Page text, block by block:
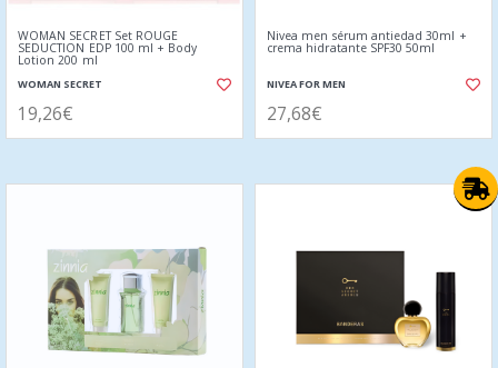
WOMAN SECRET Set ROUGE
SEDUCTION EDP 100 ml + Body
Lotion 200 ml
WOMAN SECRET
19,26€
Nivea men sérum antiedad 30ml +
crema hidratante SPF30 50ml
NIVEA FOR MEN
27,68€